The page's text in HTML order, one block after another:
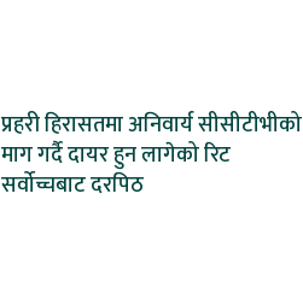
प्रहरी हिरासतमा अनिवार्य सीसीटीभीको
माग गर्दै दायर हुन लागेको रिट
सर्वोच्चबाट दरपिठ